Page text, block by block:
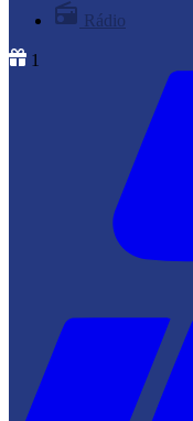
Rádio
1